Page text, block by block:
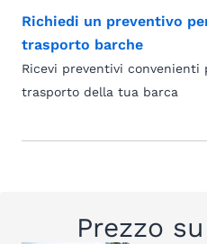
Richiedi un preventivo
trasporto barche
Ricevi preventivi convenienti
trasporto della tua barca
Prezzo